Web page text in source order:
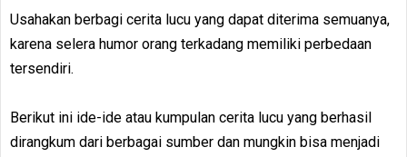
Usahakan berbagi cerita lucu yang dapat diterima semuanya,
karena selera humor orang terkadang memiliki perbedaan
tersendiri.
Berikut ini ide-ide atau kumpulan cerita lucu yang berhasil
dirangkum dari berbagai sumber dan mungkin bisa menjadi